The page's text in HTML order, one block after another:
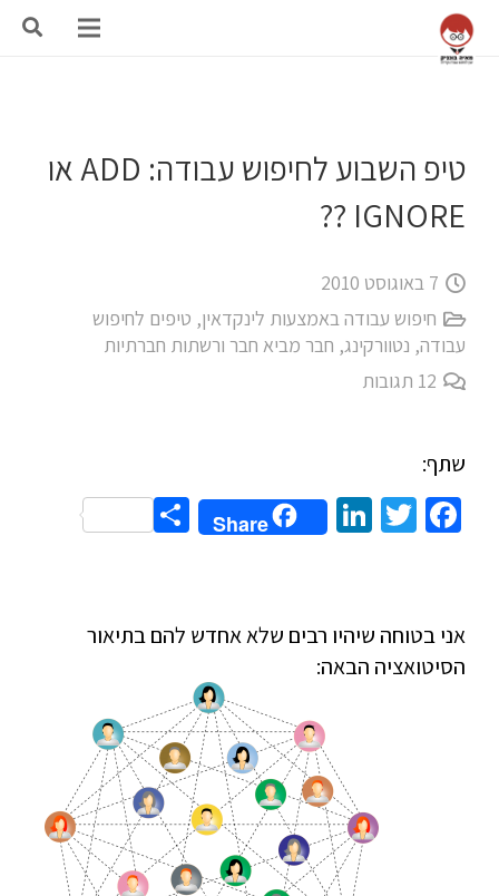
טיפ השבוע לחיפוש עבודה: ADD או
IGNORE ??
7 באוגוסט 2010
חיפוש עבודה באמצעות לינקדאין, טיפים לחיפוש
עבודה, נטוורקינג, חבר מביא חבר ורשתות חברתיות
12 תגובות
שתף:
Facebook
Twitter
LinkedIn
Share
Share
אני בטוחה שיהיו רבים שלא אחדש להם בתיאור
הסיטואציה הבאה: